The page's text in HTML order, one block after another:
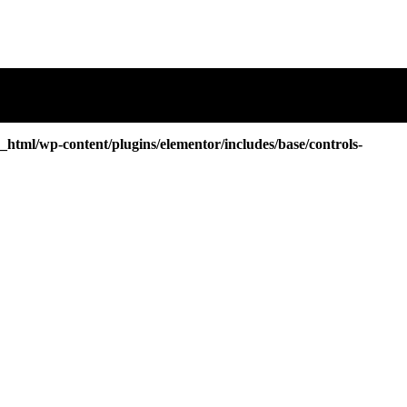
wp-content/plugins/elementor/includes/base/controls-